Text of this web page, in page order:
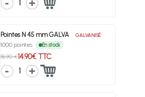
1
Pointes N 45 mm GALVA GALVANISÉ
1000 pointes En stock
18.90 €14.90€ TTC
1